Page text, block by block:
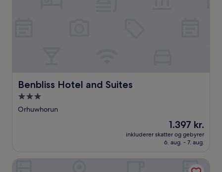
Benbliss Hotel and Suites
Benbliss Hotel and Suites
3.0-
stjernet
Orhuwhorun
Prisen
er
1.397 kr.
1.397 kr.
inkluderer skatter og gebyrer
6. aug. - 7. aug.